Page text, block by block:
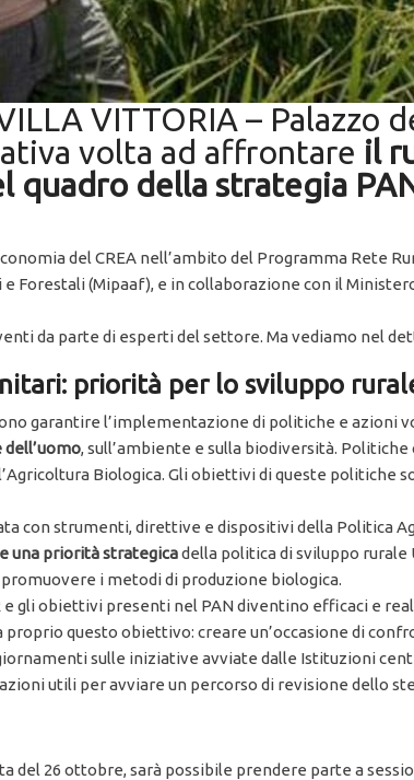
VITTORIA – Palazzo
volta ad affrontare il
quadro della strategia
del CREA nell’ambito del Programma Rete
Forestali (Mipaaf), e in collaborazione con il
da parte di esperti del settore. Ma vediamo nel
priorità per lo sviluppo
garantire l’implementazione di politiche e azioni
, sull’ambiente e sulla biodiversità.
Biologica. Gli obiettivi di queste politiche
con strumenti, direttive e dispositivi della Politica
una priorità strategicadella politica di sviluppo rurale
i metodi di produzione biologica.
gli obiettivi presenti nel PAN diventino efficaci e
questo obiettivo: creare un’occasione di
sulle iniziative avviate dalle Istituzioni
utili per avviare un percorso di revisione dello
del 26 ottobre, sarà possibile prendere parte a